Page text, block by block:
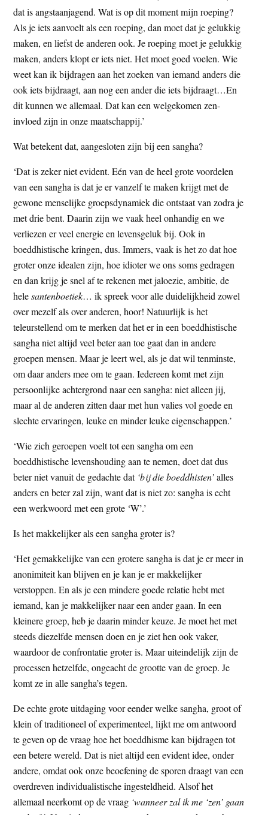
dat is angstaanjagend. Wat is op dit moment mijn roeping?
Als je iets aanvoelt als een roeping, dan moet dat je gelukkig
maken, en liefst de anderen ook. Je roeping moet je gelukkig
maken, anders klopt er iets niet. Het moet goed voelen. Wie
weet kan ik bijdragen aan het zoeken van iemand anders die
ook iets bijdraagt, aan nog een ander die iets bijdraagt…En
dit kunnen we allemaal. Dat kan een welgekomen zen-
invloed zijn in onze maatschappij.’
Wat betekent dat, aangesloten zijn bij een sangha?
‘Dat is zeker niet evident. Eén van de heel grote voordelen
van een sangha is dat je er vanzelf te maken krijgt met de
gewone menselijke groepsdynamiek die ontstaat van zodra je
met drie bent. Daarin zijn we vaak heel onhandig en we
verliezen er veel energie en levensgeluk bij. Ook in
boeddhistische kringen, dus. Immers, vaak is het zo dat hoe
groter onze idealen zijn, hoe idioter we ons soms gedragen
en dan krijg je snel af te rekenen met jaloezie, ambitie, de
helesantenboetiek… ik spreek voor alle duidelijkheid zowel
over mezelf als over anderen, hoor! Natuurlijk is het
teleurstellend om te merken dat het er in een boeddhistische
sangha niet altijd veel beter aan toe gaat dan in andere
groepen mensen. Maar je leert wel, als je dat wil tenminste,
om daar anders mee om te gaan. Iedereen komt met zijn
persoonlijke achtergrond naar een sangha: niet alleen jij,
maar al de anderen zitten daar met hun valies vol goede en
slechte ervaringen, leuke en minder leuke eigenschappen.’
‘Wie zich geroepen voelt tot een sangha om een
boeddhistische levenshouding aan te nemen, doet dat dus
beter niet vanuit de gedachte dat ‘bij die boeddhisten’alles
anders en beter zal zijn, want dat is niet zo: sangha is echt
een werkwoord met een grote ‘W’.’
Is het makkelijker als een sangha groter is?
‘Het gemakkelijke van een grotere sangha is dat je er meer in
anonimiteit kan blijven en je kan je er makkelijker
verstoppen. En als je een mindere goede relatie hebt met
iemand, kan je makkelijker naar een ander gaan. In een
kleinere groep, heb je daarin minder keuze. Je moet het met
steeds diezelfde mensen doen en je ziet hen ook vaker,
waardoor de confrontatie groter is. Maar uiteindelijk zijn de
processen hetzelfde, ongeacht de grootte van de groep. Je
komt ze in alle sangha’s tegen.
De echte grote uitdaging voor eender welke sangha, groot of
klein of traditioneel of experimenteel, lijkt me om antwoord
te geven op de vraag hoe het boeddhisme kan bijdragen tot
een betere wereld. Dat is niet altijd een evident idee, onder
andere, omdat ook onze beoefening de sporen draagt van een
overdreven individualistische ingesteldheid. Alsof het
allemaal neerkomt op de vraag ‘wanneer zal ik me ‘zen’ gaan